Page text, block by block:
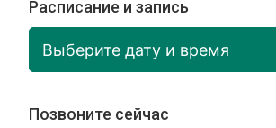
Расписание и запись
Выберите дату и время
Позвоните сейчас